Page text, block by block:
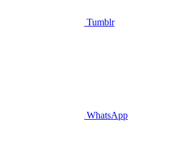
Tumblr
WhatsApp